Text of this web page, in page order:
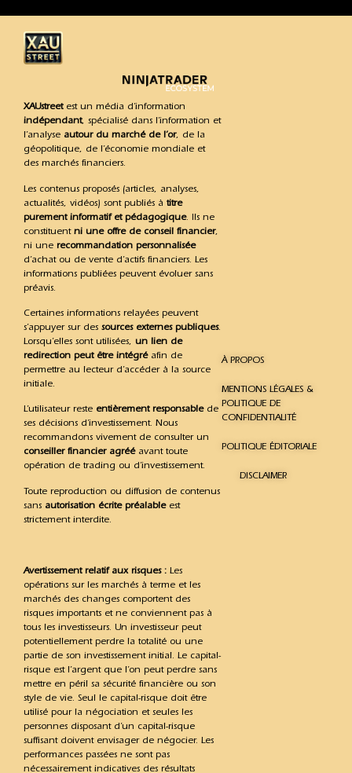
XAUstreetest un média d’information
indépendant, spécialisé dans l’information et
l’analyse autour du marché de l’or, de la
géopolitique, de l’économie mondiale et
des marchés financiers.
Les contenus proposés (articles, analyses,
actualités, vidéos) sont publiés à titre
purement informatif et pédagogique. Ils ne
constituent ni une offre de conseil financier,
ni une recommandation personnalisée
d’achat ou de vente d’actifs financiers. Les
informations publiées peuvent évoluer sans
préavis.
Certaines informations relayées peuvent
s’appuyer sur des sources externes publiques.
Lorsqu’elles sont utilisées, un lien de
redirection peut être intégréafin de
permettre au lecteur d’accéder à la source
initiale.
L’utilisateur reste entièrement responsablede
ses décisions d’investissement. Nous
recommandons vivement de consulter un
conseiller financier agrééavant toute
opération de trading ou d’investissement.
Toute reproduction ou diffusion de contenus
sans autorisation écrite préalableest
strictement interdite.
Avertissement relatif aux risques : Les
opérations sur les marchés à terme et les
marchés des changes comportent des
risques importants et ne conviennent pas à
tous les investisseurs. Un investisseur peut
potentiellement perdre la totalité ou une
partie de son investissement initial. Le capital-
risque est l’argent que l’on peut perdre sans
mettre en péril sa sécurité financière ou son
style de vie. Seul le capital-risque doit être
utilisé pour la négociation et seules les
personnes disposant d’un capital-risque
suffisant doivent envisager de négocier. Les
performances passées ne sont pas
nécessairement indicatives des résultats
À PROPOS
MENTIONS LÉGALES &
POLITIQUE DE
CONFIDENTIALITÉ
POLITIQUE ÉDITORIALE
DISCLAIMER